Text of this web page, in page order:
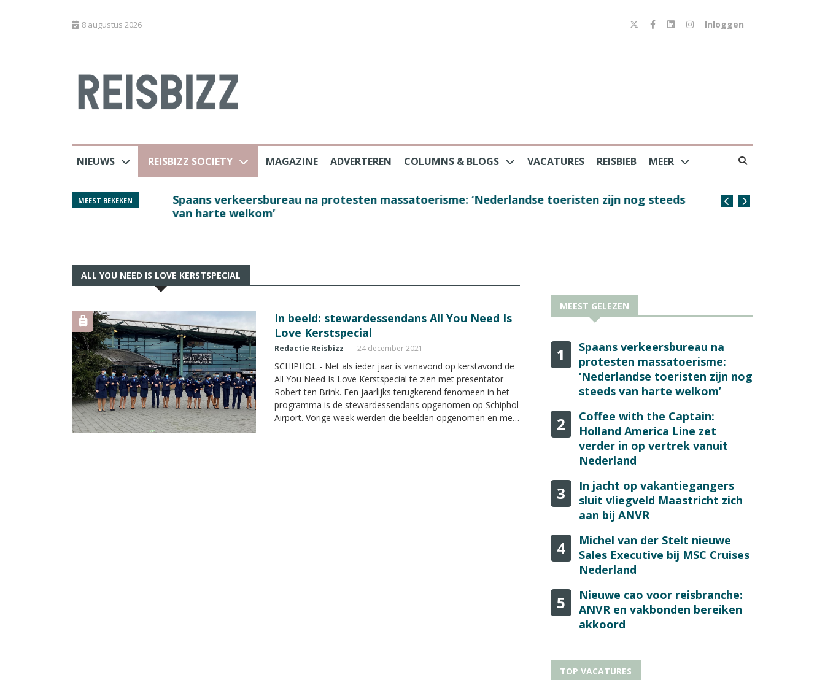
8 augustus 2026 Inloggen
NIEUWS REISBIZZ SOCIETY MAGAZINE ADVERTEREN COLUMNS & BLOGS VACATURES REISBIEB MEER
MEEST BEKEKEN
Spaans verkeersbureau na protesten massatoerisme: ‘Nederlandse toeristen zijn nog steeds
van harte welkom’
Coffee with the
ALL YOU NEED IS LOVE KERSTSPECIAL
In beeld: stewardessendans All You Need Is
Love Kerstspecial
Redactie Reisbizz 24 december 2021
SCHIPHOL - Net als ieder jaar is vanavond op kerstavond de
All You Need Is Love Kerstspecial te zien met presentator
Robert ten Brink. Een jaarlijks terugkerend fenomeen in het
programma is de stewardessendans opgenomen op Schiphol
Airport. Vorige week werden die beelden opgenomen en met
MEEST GELEZEN
1
Spaans verkeersbureau na
protesten massatoerisme:
‘Nederlandse toeristen zijn nog
steeds van harte welkom’
2
Coffee with the Captain:
Holland America Line zet
verder in op vertrek vanuit
Nederland
3
In jacht op vakantiegangers
sluit vliegveld Maastricht zich
aan bij ANVR
4
Michel van der Stelt nieuwe
Sales Executive bij MSC Cruises
Nederland
5
Nieuwe cao voor reisbranche:
ANVR en vakbonden bereiken
akkoord
TOP VACATURES